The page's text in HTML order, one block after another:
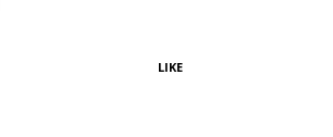
LIKE